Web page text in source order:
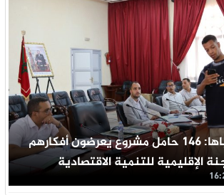
اشتوكة أيت باها: 146 حامل مشروع يعرضون أفكارهم
الإقليمية للتنمية الاقتصادية